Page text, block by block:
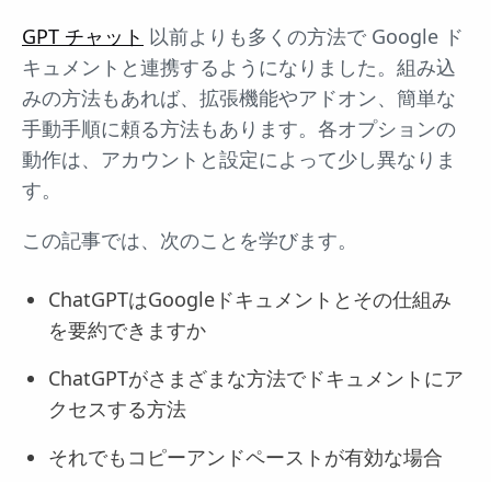
GPT チャット 以前よりも多くの方法で Google ド
キュメントと連携するようになりました。組み込
みの方法もあれば、拡張機能やアドオン、簡単な
手動手順に頼る方法もあります。各オプションの
動作は、アカウントと設定によって少し異なりま
す。
この記事では、次のことを学びます。
ChatGPTはGoogleドキュメントとその仕組み
を要約できますか
ChatGPTがさまざまな方法でドキュメントにア
クセスする方法
それでもコピーアンドペーストが有効な場合